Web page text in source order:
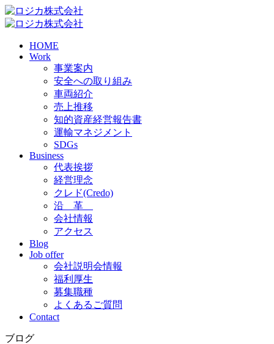
HOME
Work
事業案内
安全への取り組み
車両紹介
売上推移
知的資産経営報告書
運輸マネジメント
SDGs
Business
代表挨拶
経営理念
クレド(Credo)
沿 革
会社情報
アクセス
Blog
Job offer
会社説明会情報
福利厚生
募集職種
よくあるご質問
Contact
ブログ